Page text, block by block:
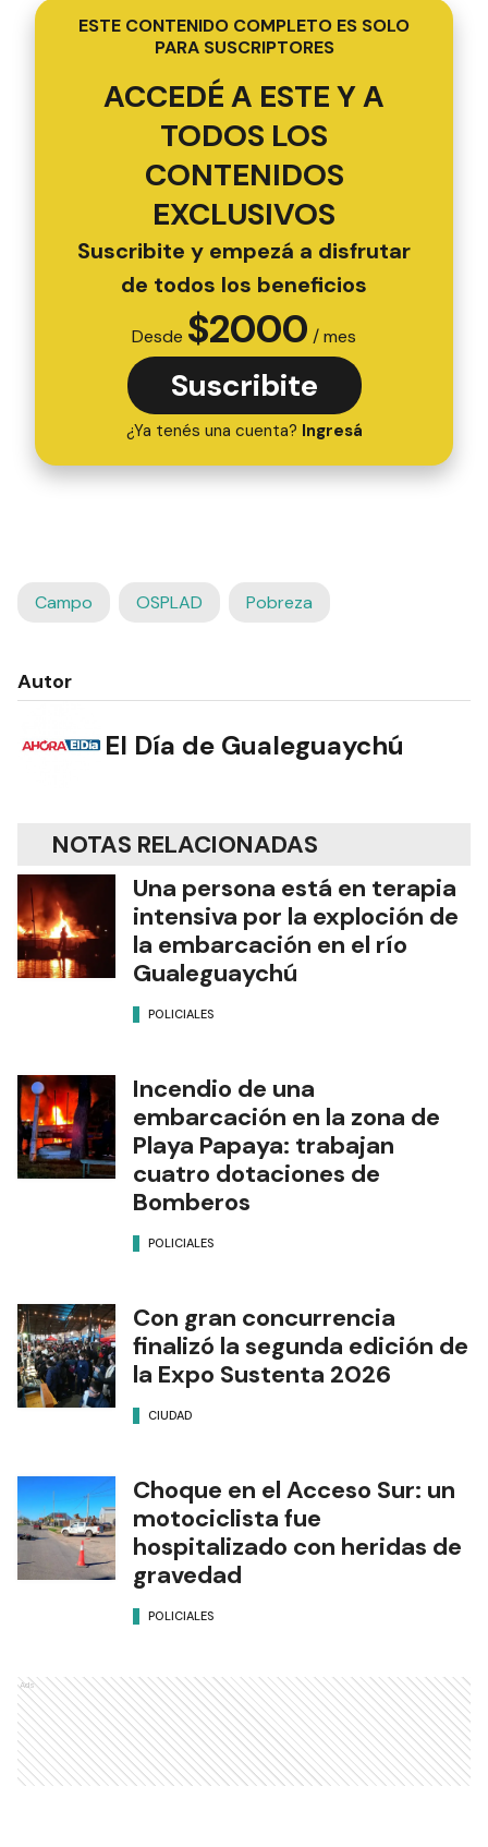
ESTE CONTENIDO COMPLETO ES SOLO
PARA SUSCRIPTORES
ACCEDÉ A ESTE Y A
TODOS LOS
CONTENIDOS
EXCLUSIVOS
Suscribite y empezá a disfrutar
de todos los beneficios
Desde $2000 / mes
Suscribite
¿Ya tenés una cuenta? Ingresá
Campo OSPLAD Pobreza
Autor
El Día de Gualeguaychú
NOTAS RELACIONADAS
Una persona está en terapia
intensiva por la exploción de
la embarcación en el río
Gualeguaychú
POLICIALES
Incendio de una
embarcación en la zona de
Playa Papaya: trabajan
cuatro dotaciones de
Bomberos
POLICIALES
Con gran concurrencia
finalizó la segunda edición de
la Expo Sustenta 2026
CIUDAD
Choque en el Acceso Sur: un
motociclista fue
hospitalizado con heridas de
gravedad
POLICIALES
Ads